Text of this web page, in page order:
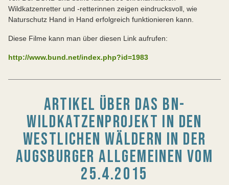
Wildkatzenretter und -retterinnen zeigen eindrucksvoll, wie
Naturschutz Hand in Hand erfolgreich funktionieren kann.
Diese Filme kann man über diesen Link aufrufen:
http://www.bund.net/index.php?id=1983
ARTIKEL ÜBER DAS BN-
WILDKATZENPROJEKT IN DEN
WESTLICHEN WÄLDERN IN DER
AUGSBURGER ALLGEMEINEN VOM
25.4.2015